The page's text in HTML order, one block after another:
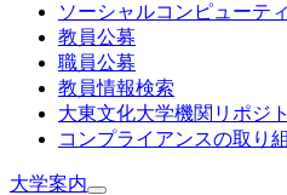
ソーシャルコンピューテ
教員公募
職員公募
教員情報検索
大東文化大学機関リポジ
コンプライアンスの取り
大学案内